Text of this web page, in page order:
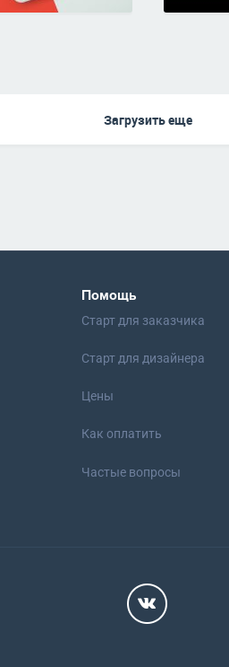
Загрузить еще
Помощь
Старт для заказчика
Старт для дизайнера
Цены
Как оплатить
Частые вопросы